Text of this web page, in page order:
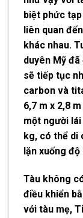
biệt phức
liên quan
khác nhau.
duyên Mỹ
sẽ tiếp tục
carbon và
6,7 m x 2,8
một người lái
kg, có thể di
lặn xuống
Tàu không
điều khiển
với tàu mẹ,